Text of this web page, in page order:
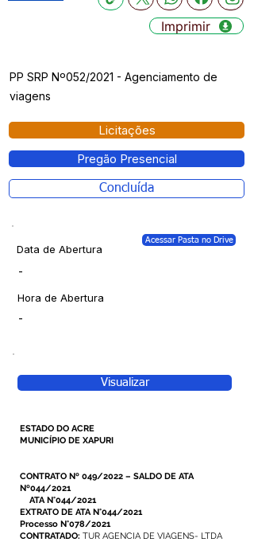
Imprimir
PP SRP Nº052/2021 - Agenciamento de
viagens
Licitações
Pregão Presencial
Concluída
Data de Abertura
Acessar Pasta no Drive
-
Hora de Abertura
-
Visualizar
ESTADO DO ACRE
MUNICÍPIO DE XAPURI
CONTRATO Nº 049/2022 – SALDO DE ATA
Nº044/2021
ATA N°044/2021
EXTRATO DE ATA N°044/2021
Processo N°078/2021
CONTRATADO: TUR AGENCIA DE VIAGENS- LTDA